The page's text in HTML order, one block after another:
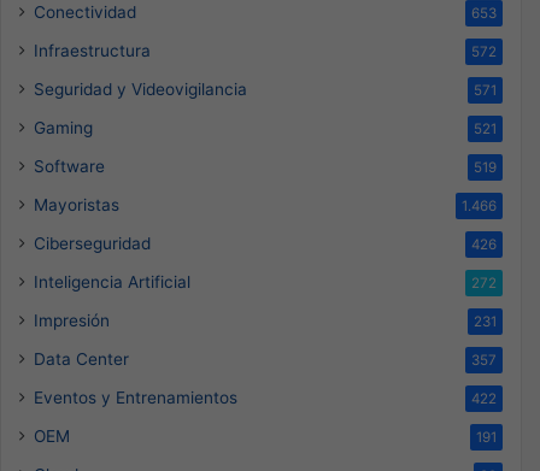
Conectividad 653
Infraestructura 572
Seguridad y Videovigilancia 571
Gaming 521
Software 519
Mayoristas 1.466
Ciberseguridad 426
Inteligencia Artificial 272
Impresión 231
Data Center 357
Eventos y Entrenamientos 422
OEM 191